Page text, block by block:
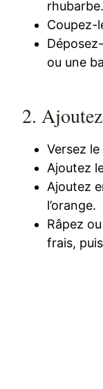
rhubarbe.
Coupez-
ou une
2.
Versez
Ajoutez
Ajoutez
l’orange.
Râpez
frais,